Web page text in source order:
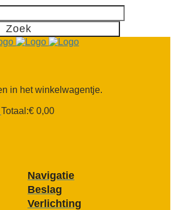
in het winkelwagentje.
Totaal:€ 0,00
Navigatie
Beslag
Verlichting